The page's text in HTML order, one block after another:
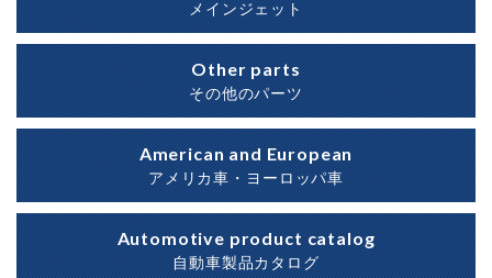
メインジェット
Other parts
その他のパーツ
American and European
アメリカ車・ヨーロッパ車
Automotive product catalog
自動車製品カタログ